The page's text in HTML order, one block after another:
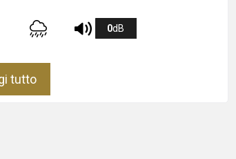
0dB
tutto